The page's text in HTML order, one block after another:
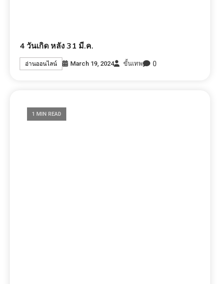
4 วันเกิด หลัง 31 มี.ค.
อ่านออนไลน์ March 19, 2024 ขั้นเทพ 0
1 MIN READ